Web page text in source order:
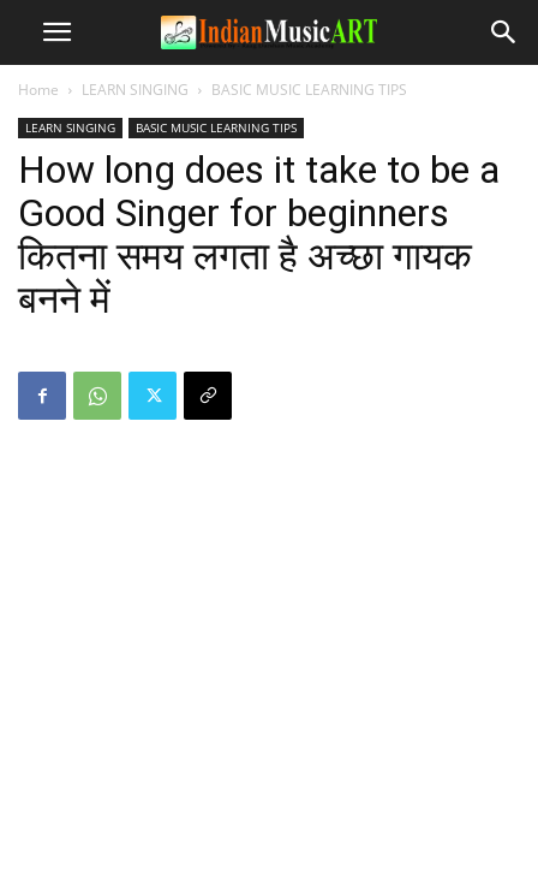
Home LEARN SINGING BASIC MUSIC LEARNING TIPS
LEARN SINGING BASIC MUSIC LEARNING TIPS
How long does it take to be a
Good Singer for beginners
कितना समय लगता है अच्छा गायक
बनने में